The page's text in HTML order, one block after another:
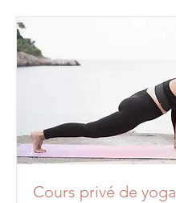
Cours privé de yoga